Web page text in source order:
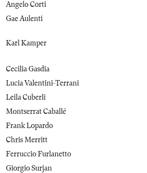
Angelo Corti
Gae Aulenti
Karl Kamper
Cecilia Gasdia
Lucia Valentini-Terrani
Leila Cuberli
Montserrat Caballé
Frank Lopardo
Chris Merritt
Ferruccio Furlanetto
Giorgio Surjan